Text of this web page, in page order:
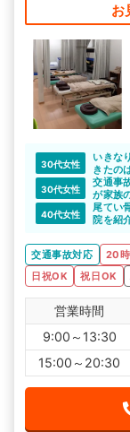
お
30代女性
いきな
きたの
気にな
通院を
感謝し
30代女性
交通事
が家族
体が重
に助か
40代女性
尾てい
院を紹
交通事故対応
20
日祝OK
祝日OK
営業時間
9:00～13:30
15:00～20:30